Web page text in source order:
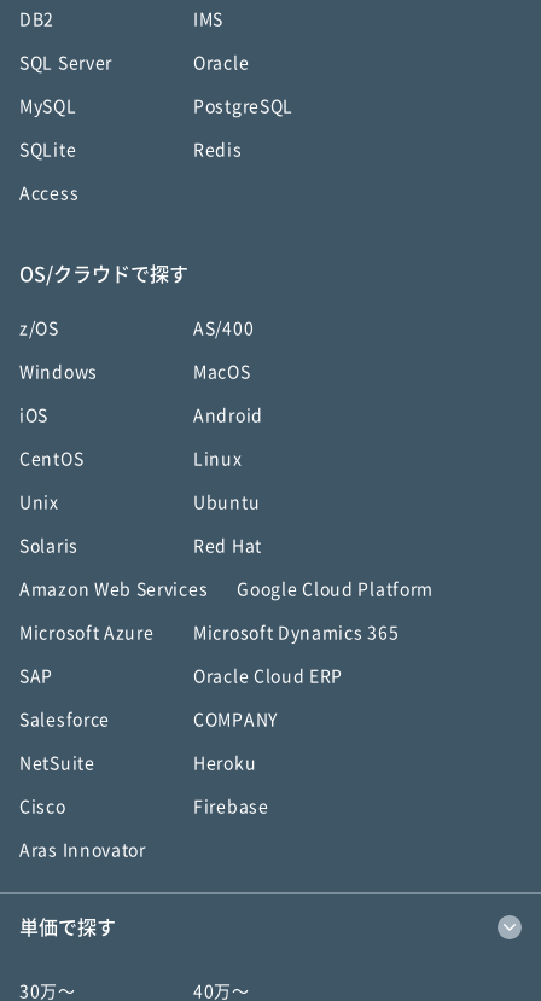
DB2 IMS
SQL Server Oracle
MySQL PostgreSQL
SQLite Redis
Access
OS/クラウドで探す
z/OS AS/400
Windows MacOS
iOS Android
CentOS Linux
Unix Ubuntu
Solaris Red Hat
Amazon Web Services Google Cloud Platform
Microsoft Azure Microsoft Dynamics 365
SAP Oracle Cloud ERP
Salesforce COMPANY
NetSuite Heroku
Cisco Firebase
Aras Innovator
単価で探す
30万〜 40万〜